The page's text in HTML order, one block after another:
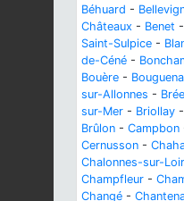
Béhuard -
Châteaux - Benet -
Saint-Sulpice -
de-Céné -
Bouère -
sur-Allonnes - Brée
sur-Mer - Briollay -
Brûlon - Campbon
Cernusson -
Chalonnes-sur-
Champfleur -
Changé -